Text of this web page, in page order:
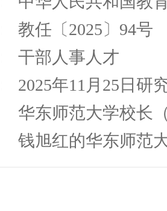
教任〔2025〕94号
干部人事人才
2025年11月25日研
华东师范大学校长
钱旭红的华东师范